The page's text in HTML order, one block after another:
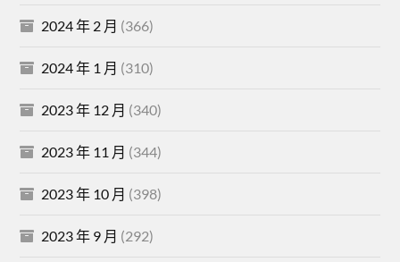
2024 年 2 月 (366)
2024 年 1 月 (310)
2023 年 12 月 (340)
2023 年 11 月 (344)
2023 年 10 月 (398)
2023 年 9 月 (292)